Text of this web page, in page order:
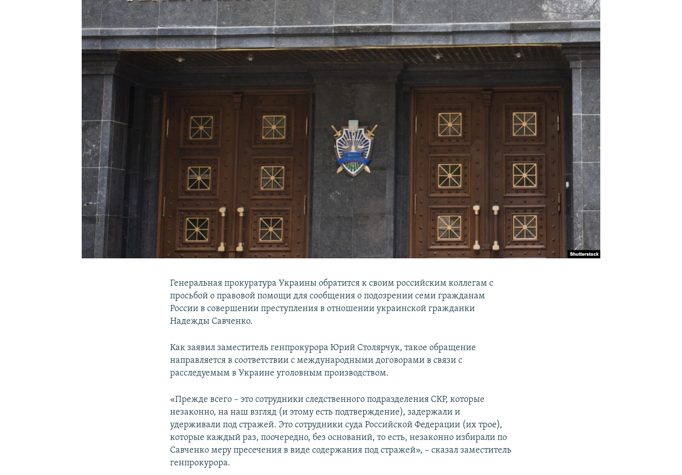
КРЫМ.НЕПОКОРЕННЫЙ
Генеральная прокуратура Украины обратится к своим российским коллегам с
просьбой о правовой помощи для сообщения о подозрении семи гражданам
России в совершении преступления в отношении украинской гражданки
Надежды Савченко.
Как заявил заместитель генпрокурора Юрий Столярчук, такое обращение
направляется в соответствии с международными договорами в связи с
расследуемым в Украине уголовным производством.
«Прежде всего – это сотрудники следственного подразделения СКР, которые
незаконно, на наш взгляд (и этому есть подтверждение), задержали и
удерживали под стражей. Это сотрудники суда Российской Федерации (их трое),
которые каждый раз, поочередно, без оснований, то есть, незаконно избирали по
Савченко меру пресечения в виде содержания под стражей», – сказал заместитель
генпрокурора.